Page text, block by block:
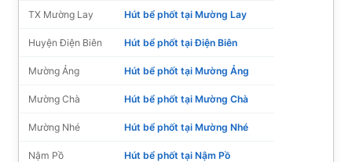
TX Mường Lay Hút bể phốt tại Mường Lay
Huyện Điện Biên Hút bể phốt tại Điện Biên
Mường Ảng Hút bể phốt tại Mường Ảng
Mường Chà Hút bể phốt tại Mường Chà
Mường Nhé Hút bể phốt tại Mường Nhé
Nậm Pồ Hút bể phốt tại Nậm Pồ